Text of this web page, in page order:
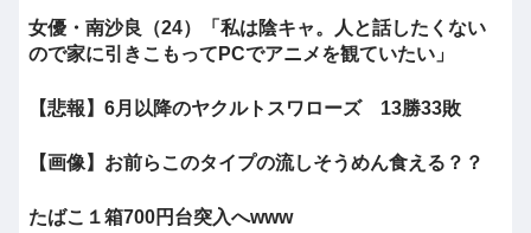
女優・南沙良（24）「私は陰キャ。人と話したくない
ので家に引きこもってPCでアニメを観ていたい」
【悲報】6月以降のヤクルトスワローズ 13勝33敗
【画像】お前らこのタイプの流しそうめん食える？？
たばこ１箱700円台突入へwww